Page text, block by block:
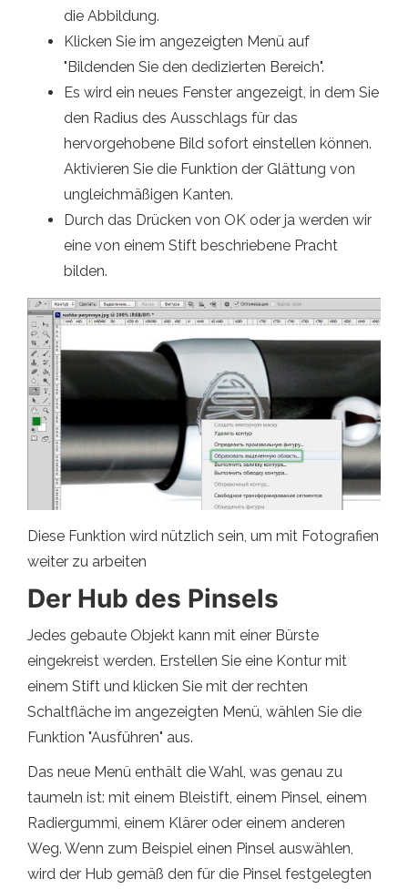
die Abbildung.
Klicken Sie im angezeigten Menü auf
"Bildenden Sie den dedizierten Bereich".
Es wird ein neues Fenster angezeigt, in dem Sie
den Radius des Ausschlags für das
hervorgehobene Bild sofort einstellen können.
Aktivieren Sie die Funktion der Glättung von
ungleichmäßigen Kanten.
Durch das Drücken von OK oder ja werden wir
eine von einem Stift beschriebene Pracht
bilden.
Diese Funktion wird nützlich sein, um mit Fotografien
weiter zu arbeiten
Der Hub des Pinsels
Jedes gebaute Objekt kann mit einer Bürste
eingekreist werden. Erstellen Sie eine Kontur mit
einem Stift und klicken Sie mit der rechten
Schaltfläche im angezeigten Menü, wählen Sie die
Funktion "Ausführen" aus.
Das neue Menü enthält die Wahl, was genau zu
taumeln ist: mit einem Bleistift, einem Pinsel, einem
Radiergummi, einem Klärer oder einem anderen
Weg. Wenn zum Beispiel einen Pinsel auswählen,
wird der Hub gemäß den für die Pinsel festgelegten